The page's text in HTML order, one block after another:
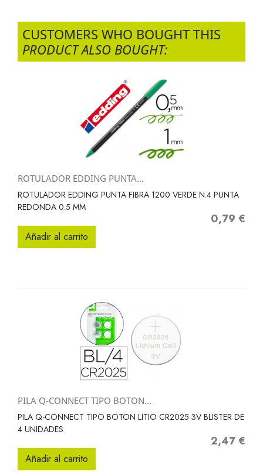
CUSTOMERS WHO BOUGHT THIS
PRODUCT ALSO BOUGHT:
ROTULADOR EDDING PUNTA...
ROTULADOR EDDING PUNTA FIBRA 1200 VERDE N.4 PUNTA
REDONDA 0.5 MM
Precio
0,79 €
Añadir al carrito
PILA Q-CONNECT TIPO BOTON...
PILA Q-CONNECT TIPO BOTON LITIO CR2025 3V BLISTER DE
4 UNIDADES
Precio
2,47 €
Añadir al carrito